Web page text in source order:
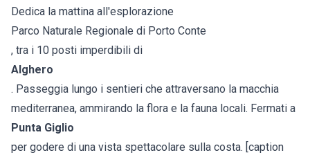
Dedica la mattina all'esplorazione
Parco Naturale Regionale di Porto Conte
, tra i 10 posti imperdibili di
Alghero
. Passeggia lungo i sentieri che attraversano la macchia
mediterranea, ammirando la flora e la fauna locali. Fermati a
Punta Giglio
per godere di una vista spettacolare sulla costa. [caption